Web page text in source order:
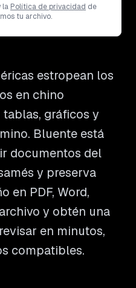
la Política de privacidad de
tu archivo.
estropean los
en chino
gráficos y
Bluente está
documentos del
y preserva
en PDF, Word,
y obtén una
en minutos,
compatibles.